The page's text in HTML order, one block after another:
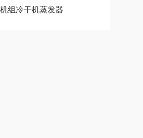
组冷干机蒸发器